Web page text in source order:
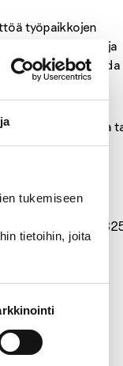
tukemiseen
tietoihin, joita
työpaikkojen
Säännöllinen ja
kykyä arvioida
myöhemmin.
tarjota koulutusta
p 050 5707